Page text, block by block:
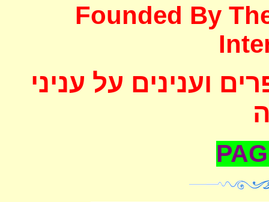
Founded By
וענינים על עניני